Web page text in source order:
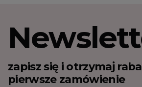
zapisz się i otrzymaj
pierwsze zamówienie